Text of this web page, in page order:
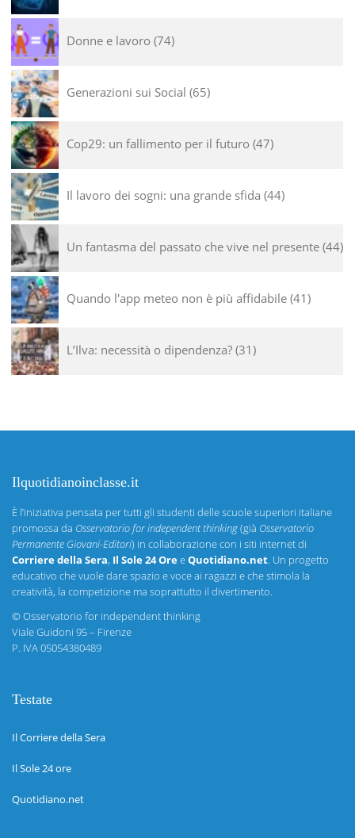
Donne e lavoro 74
Generazioni sui Social 65
Cop29: un fallimento per il futuro 47
Il lavoro dei sogni: una grande sfida 44
Un fantasma del passato che vive nel presente 44
Quando l'app meteo non è più affidabile 41
L’Ilva: necessità o dipendenza? 31
Ilquotidianoinclasse.it
È l’iniziativa pensata per tutti gli studenti delle scuole superiori italiane
promossa da Osservatorio for independent thinking(già Osservatorio
Permanente Giovani-Editori) in collaborazione con i siti internet di
Corriere della Sera, Il Sole 24 OreeQuotidiano.net. Un progetto
educativo che vuole dare spazio e voce ai ragazzi e che stimola la
creatività, la competizione ma soprattutto il divertimento.
©Osservatorio for independent thinking
Viale Guidoni 95 – Firenze
P. IVA 05054380489
Testate
Il Corriere della Sera
Il Sole 24 ore
Quotidiano.net